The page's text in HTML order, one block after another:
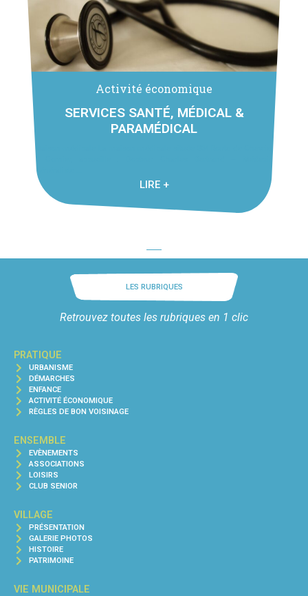
Activité économique
SERVICES SANTÉ, MÉDICAL &
PARAMÉDICAL
Maison médicale La maison médicale située 204 Route de Chevrier
à Cornier, accueille : Docteur Charles Bertrand – Médecin
Généraliste ...
LIRE +
LES RUBRIQUES
Retrouvez toutes les rubriques en 1 clic
PRATIQUE
URBANISME
DÉMARCHES
ENFANCE
ACTIVITÉ ÉCONOMIQUE
RÈGLES DE BON VOISINAGE
ENSEMBLE
EVÈNEMENTS
ASSOCIATIONS
LOISIRS
CLUB SENIOR
VILLAGE
PRÉSENTATION
GALERIE PHOTOS
HISTOIRE
PATRIMOINE
VIE MUNICIPALE